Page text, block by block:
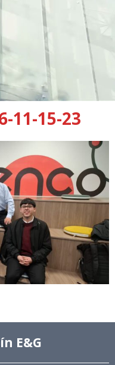
11-15-23
E&G